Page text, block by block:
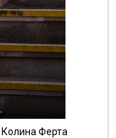
Колина Ферта